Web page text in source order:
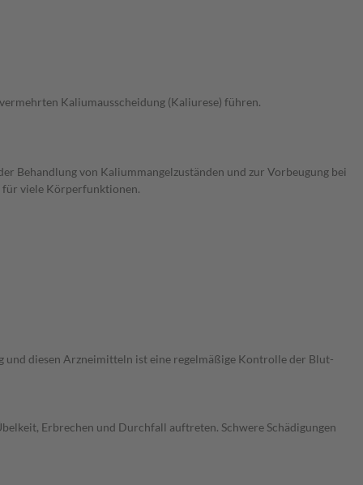
Kaliumausscheidung (Kaliurese) führen.
von Kaliummangelzuständen und zur Vorbeugung bei
für viele Körperfunktionen.
und diesen Arzneimitteln ist eine regelmäßige Kontrolle der Blut-
Erbrechen und Durchfall auftreten. Schwere Schädigungen